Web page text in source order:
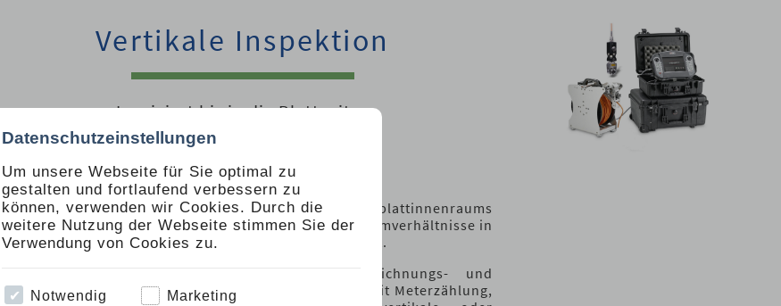
Datenschutzeinstellungen
Um unsere Webseite für Sie optimal zu
gestalten und fortlaufend verbessern zu
können, verwenden wir Cookies. Durch die
weitere Nutzung der Webseite stimmen Sie der
Verwendung von Cookies zu.
Notwendig Marketing
Vertikale Inspektion
Inspiziert bis in die Blattspitze
Kompakt für den Service
Die Gullyver-Service-Anlage für die Inspektion des Rotorblattinnenraums
ist speziell auf die Anforderungen und die beengten Raumverhältnisse in
Wartung und Service, auch im offshore Bereich ausgelegt.
Das System enthält ein Steuergerät mit Aufzeichnungs- und
Dokumentationseinheit, eine manuelle Kabeltrommel mit Meterzählung,